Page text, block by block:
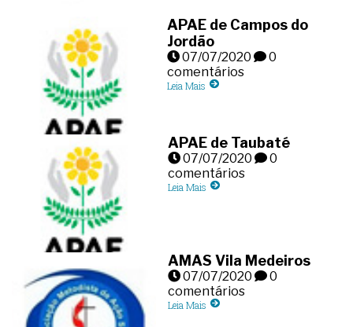
APAE de Campos do
Jordão
07/07/2020
0
comentários
Leia Mais
APAE de Taubaté
07/07/2020
0
comentários
Leia Mais
AMAS Vila Medeiros
07/07/2020
0
comentários
Leia Mais